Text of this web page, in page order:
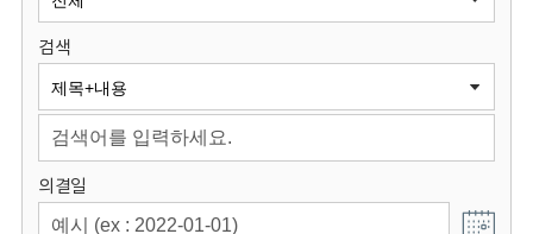
원
회
검색
의결일